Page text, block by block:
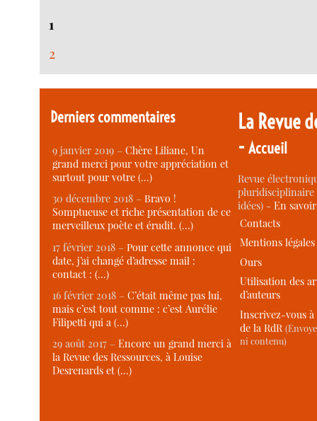
1
2
Derniers commentaires
9 janvier 2019 –Chère Liliane, Un
grand merci pour votre appréciation et
surtout pour votre (…)
30 décembre 2018 –Bravo !
Somptueuse et riche présentation de ce
merveilleux poète et érudit. (…)
17 février 2018 –Pour cette annonce qui
date, j’ai changé d’adresse mail :
contact : (…)
16 février 2018 –C’était même pas lui,
mais c’est tout comme : c’est Aurélie
Filipetti qui a (…)
29 août 2017 –Encore un grand merci à
la Revue des Ressources, à Louise
Desrenards et (…)
La Revue
-Accueil
Revue
idées) -En
Contacts
Mentions légales
Ours
Utilisation des
d’auteurs
Inscrivez-vous
de la RdR
ni contenu)